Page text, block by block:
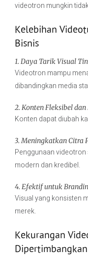
videotron mungkin
Kelebihan
Bisnis
1. Daya Tarik Visual
Videotron mampu
dibandingkan media
2. Konten Fleksibel
Konten dapat diubah
3. Meningkatkan Citra
Penggunaan
modern dan kredibel.
4. Efektif untuk
Visual yang konsisten
merek.
Kekurangan
Dipertimbangkan